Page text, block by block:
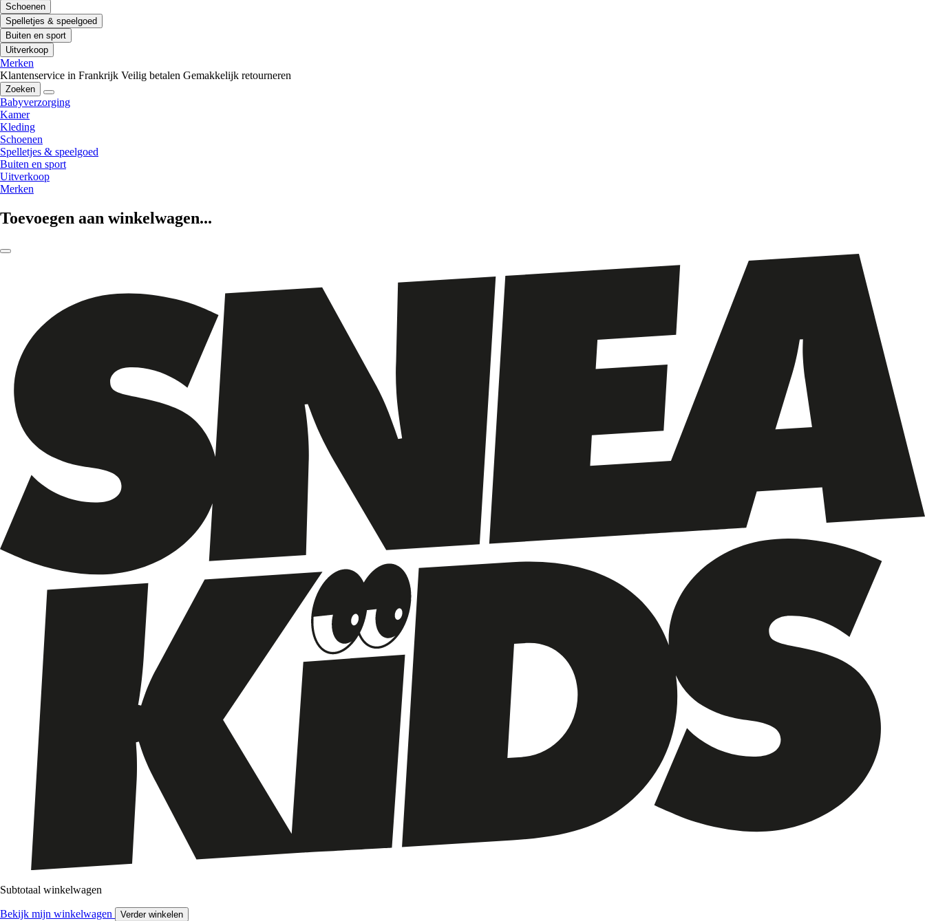
Schoenen
Spelletjes & speelgoed
Buiten en sport
Uitverkoop
Merken
Klantenservice in Frankrijk Veilig betalen Gemakkelijk retourneren
Zoeken
Babyverzorging
Kamer
Kleding
Schoenen
Spelletjes & speelgoed
Buiten en sport
Uitverkoop
Merken
Toevoegen aan winkelwagen...
Subtotaal winkelwagen
Bekijk mijn winkelwagen Verder winkelen